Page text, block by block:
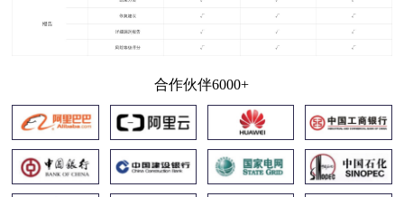
合作伙伴6000+